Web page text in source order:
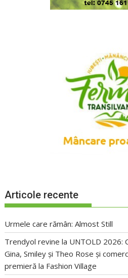
Articole recente
Urmele care rămân: Almost Still
Trendyol revine la UNTOLD 2026:
Gina, Smiley și Theo Rose și
premieră la Fashion Village